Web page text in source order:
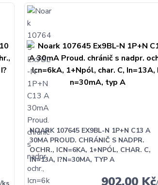
NOARK 107645 EX9BL-N 1P+N C13 A
30MA PROUD. CHRÁNIČ S NADPR.
OCHR., ICN=6KA, 1+NPÓL, CHAR. C,
IN=13A, I?N=30MA, TYP A
902,00 Kč